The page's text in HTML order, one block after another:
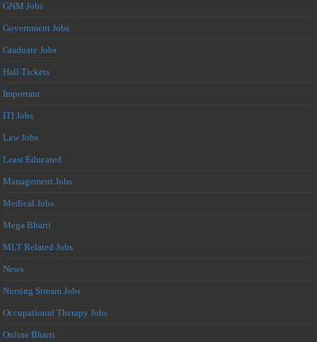
GNM Jobs
Government Jobs
Graduate Jobs
Hall Tickets
Important
ITI Jobs
Law Jobs
Least Educated
Management Jobs
Medical Jobs
Mega Bharti
MLT Related Jobs
News
Nursing Stream Jobs
Occupational Therapy Jobs
Online Bharti